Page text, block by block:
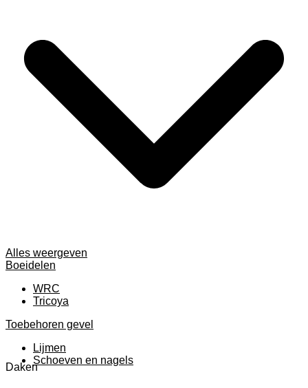
Alles weergeven
Boeidelen
WRC
Tricoya
Toebehoren gevel
Lijmen
Schoeven en nagels
Daken